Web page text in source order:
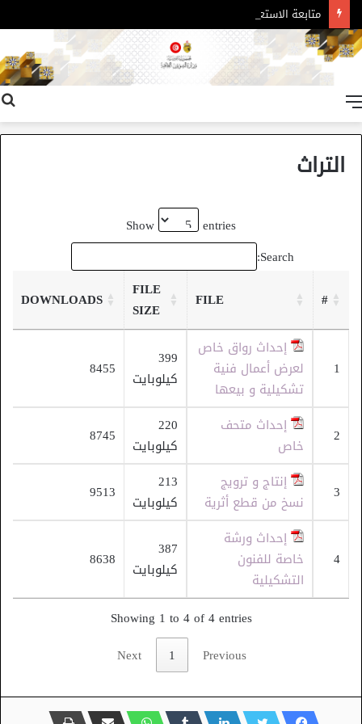
التراث
Show
entries
Search:
#
FILE
FILE
SIZE
DOWNLOADS
1
إحداث رواق خاص
لعرض أعمال فنية
تشكيلية و بيعها
399
كيلوبايت
8455
2
إحداث متحف
خاص
220
كيلوبايت
8745
3
إنتاج و ترويج
نسخ من قطع أثرية
213
كيلوبايت
9513
4
إحداث ورشة
خاصة للفنون
التشكيلية
387
كيلوبايت
8638
Showing 1 to 4 of 4 entries
Previous
1
Next